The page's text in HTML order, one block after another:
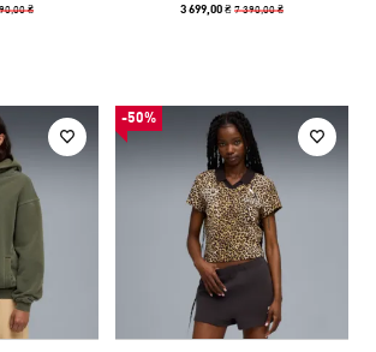
₴ 3 699,00 ₴7 390,00 ₴
-50%